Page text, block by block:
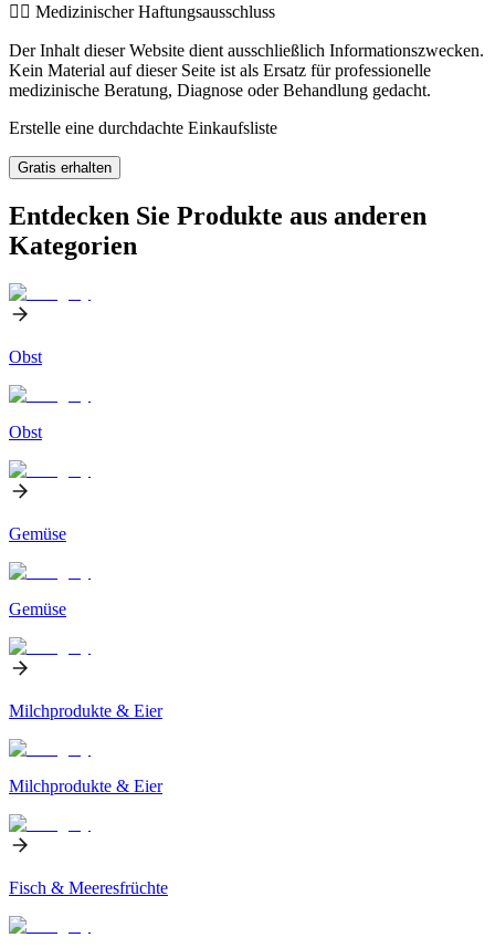
👨‍⚕️️ Medizinischer Haftungsausschluss
Der Inhalt dieser Website dient ausschließlich Informationszwecken.
Kein Material auf dieser Seite ist als Ersatz für professionelle
medizinische Beratung, Diagnose oder Behandlung gedacht.
Erstelle eine durchdachte Einkaufsliste
Gratis erhalten
Entdecken Sie Produkte aus anderen
Kategorien
Obst
Obst
Gemüse
Gemüse
Milchprodukte & Eier
Milchprodukte & Eier
Fisch & Meeresfrüchte